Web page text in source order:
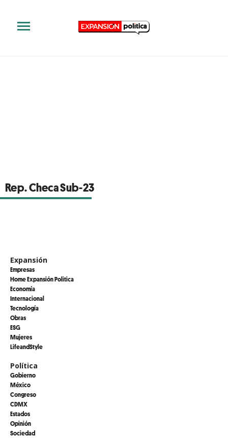
Rep. Checa Sub-23
Expansión
Empresas
Home Expansión Politica
Economía
Internacional
Tecnología
Obras
ESG
Mujeres
LifeandStyle
Política
Gobierno
México
Congreso
CDMX
Estados
Opinión
Sociedad